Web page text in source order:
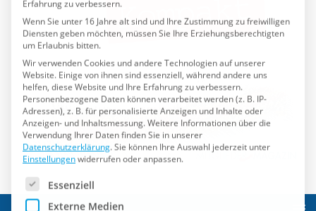
Wenn Sie unter 16 Jahre alt sind und Ihre Zustimmung zu freiwilligen
Diensten geben möchten, müssen Sie Ihre Erziehungsberechtigten
um Erlaubnis bitten.
Wir verwenden Cookies und andere Technologien auf unserer
Website. Einige von ihnen sind essenziell, während andere uns
helfen, diese Website und Ihre Erfahrung zu verbessern.
Personenbezogene Daten können verarbeitet werden (z. B. IP-
Adressen), z. B. für personalisierte Anzeigen und Inhalte oder
Anzeigen- und Inhaltsmessung.Weitere Informationen über die
Verwendung Ihrer Daten finden Sie in unserer
Datenschutzerklärung. Sie können Ihre Auswahl jederzeit unter
Einstellungenwiderrufen oder anpassen.